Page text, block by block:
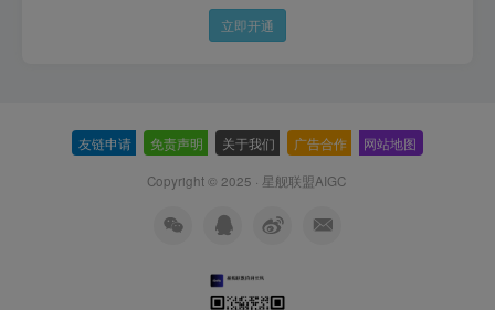
立即开通
友链申请 免责声明 关于我们 广告合作 网站地图
Copyright © 2025 · 星舰联盟AIGC